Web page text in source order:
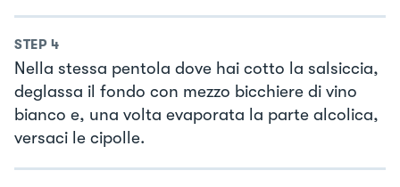
STEP 4
Nella stessa pentola dove hai cotto la salsiccia,
deglassa il fondo con mezzo bicchiere di vino
bianco e, una volta evaporata la parte alcolica,
versaci le cipolle.